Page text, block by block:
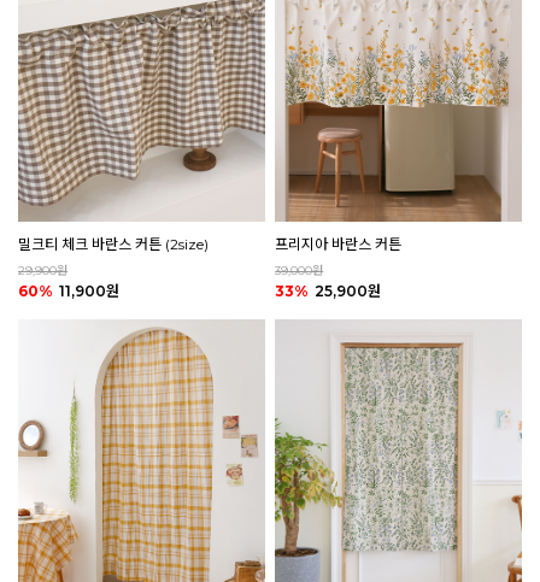
밀크티 체크 바란스 커튼 (2size)
29,900원
60% 11,900원
프리지아 바란스 커튼
39,000원
33% 25,900원